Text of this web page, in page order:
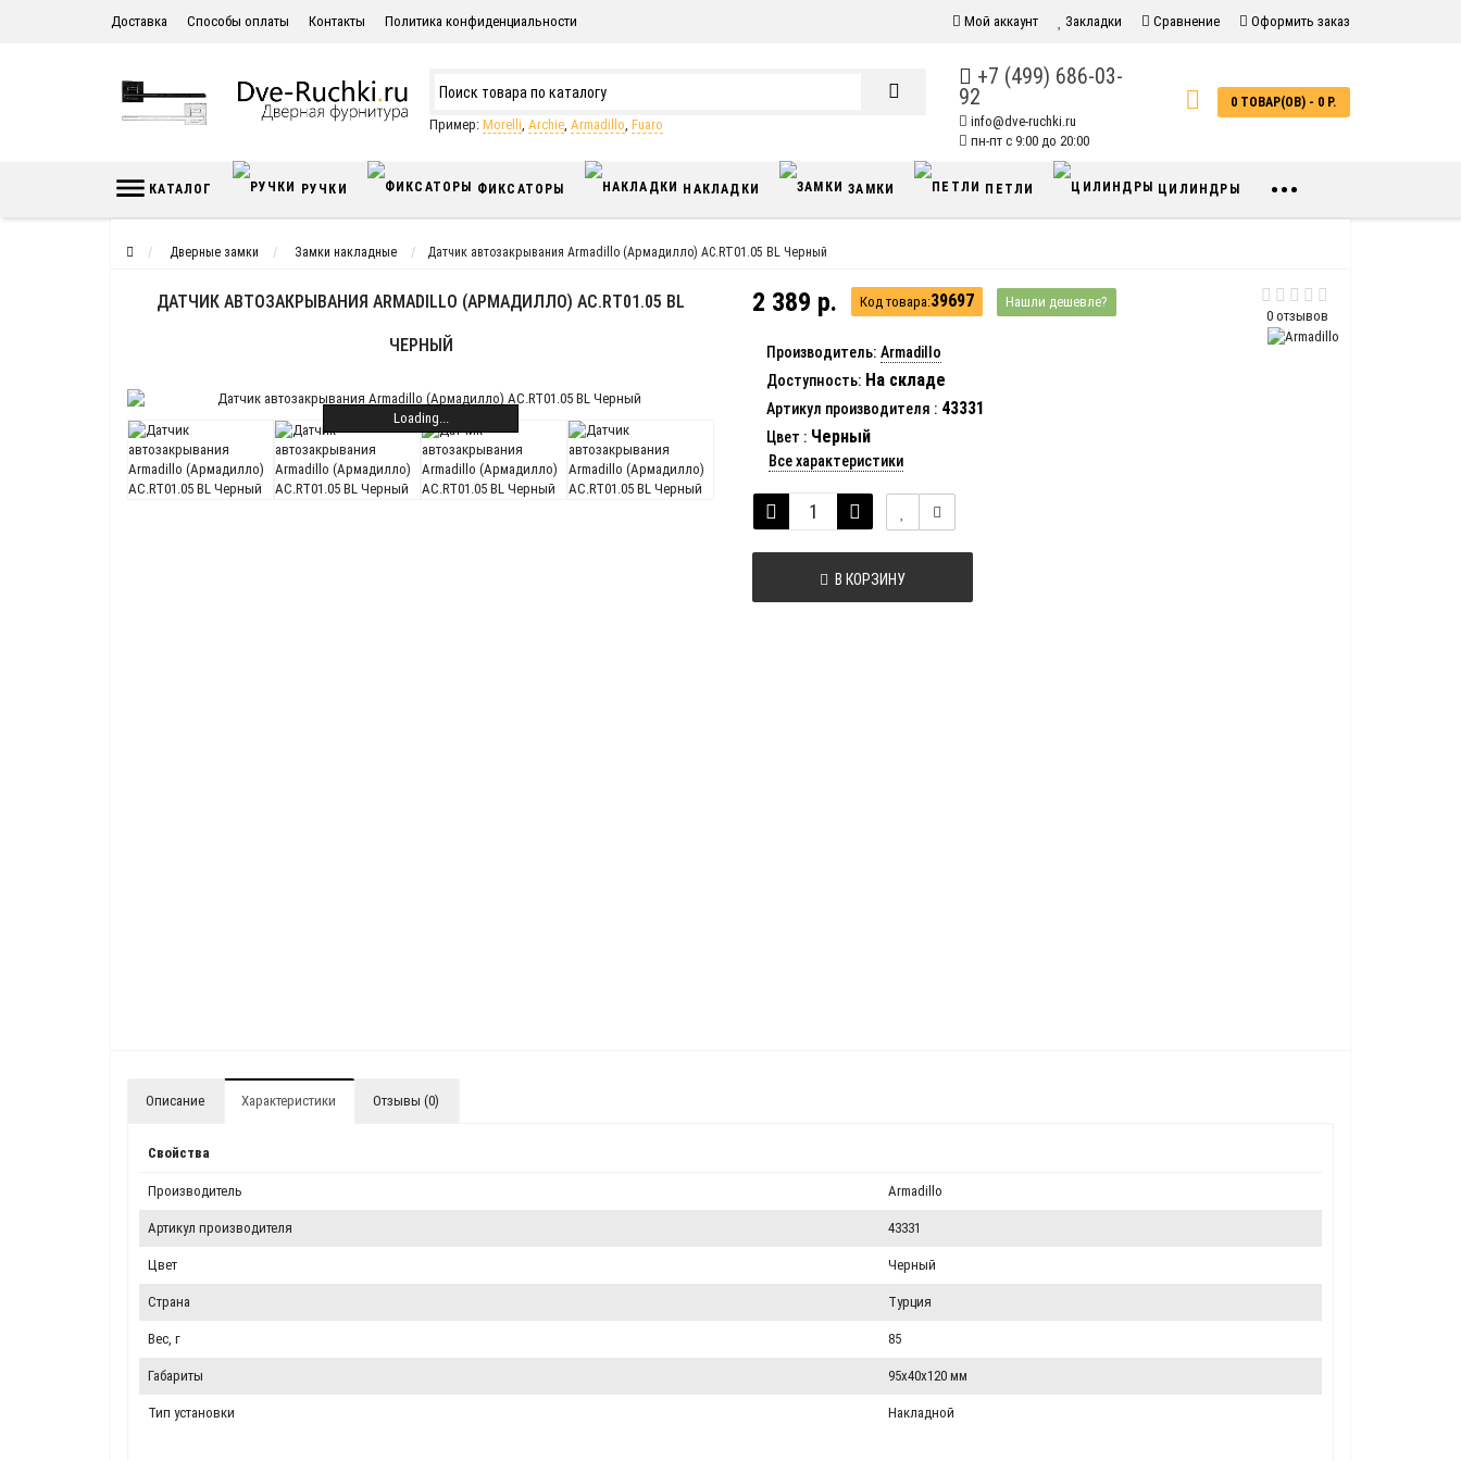
Доставка Способы оплаты Контакты Политика конфиденциальности Мой аккаунт Закладки Сравнение Оформить заказ
Пример: Morelli, Archie, Armadillo, Fuaro
+7 (499) 686-03-
92
info@dve-ruchki.ru
пн-пт с 9:00 до 20:00
0 ТОВАР(ОВ) - 0 Р.
КАТАЛОГ РУЧКИ ФИКСАТОРЫ НАКЛАДКИ ЗАМКИ ПЕТЛИ ЦИЛИНДРЫ •••
Дверные замки Замки накладные Датчик автозакрывания Armadillo (Армадилло) AC.RT01.05 BL Черный
ДАТЧИК АВТОЗАКРЫВАНИЯ ARMADILLO (АРМАДИЛЛО) AC.RT01.05 BL
ЧЕРНЫЙ
Loading...
0 отзывов
2 389 р. Код товара:39697 Нашли дешевле?
Производитель: Armadillo
Доступность: На складе
Артикул производителя : 43331
Цвет : Черный
Все характеристики
В КОРЗИНУ
Описание Характеристики Отзывы (0)
Свойства
Производитель Armadillo
Артикул производителя 43331
Цвет Черный
Страна Турция
Вес, г 85
Габариты 95x40x120 мм
Тип установки Накладной